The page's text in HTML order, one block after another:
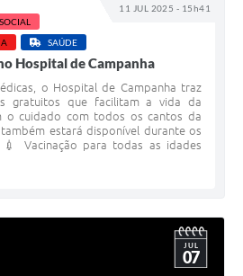
11 JUL 2025 - 15h41
SAÚDE
Hospital de Campanha
o Hospital de Campanha traz
gratuitos que facilitam a vida da
o cuidado com todos os cantos da
estará disponível durante os
Vacinação para todas as idades
JUL
07